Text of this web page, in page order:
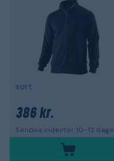
sort
386 kr.
Sendes indenfor 10-12 dage